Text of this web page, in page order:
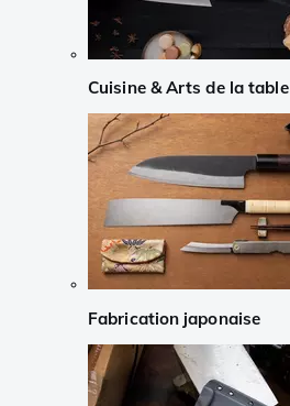
Cuisine & Arts de la table
Fabrication japonaise